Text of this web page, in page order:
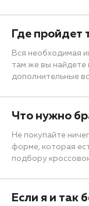
Где пройдет
Вся необходимая
там же вы найдете
дополнительные
Что нужно
Не покупайте
форме, которая
подбору
Если я и так